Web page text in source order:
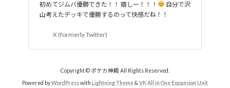
初めてジムバ優勝できた！！ 嬉しー！！！
自分で沢
山考えたデッキで優勝するのって快感だね！！
X (formerly Twitter)
Copyright © ポケカ神殿 All Rights Reserved.
Powered byWordPresswith Lightning Theme& VK All in One Expansion Unit